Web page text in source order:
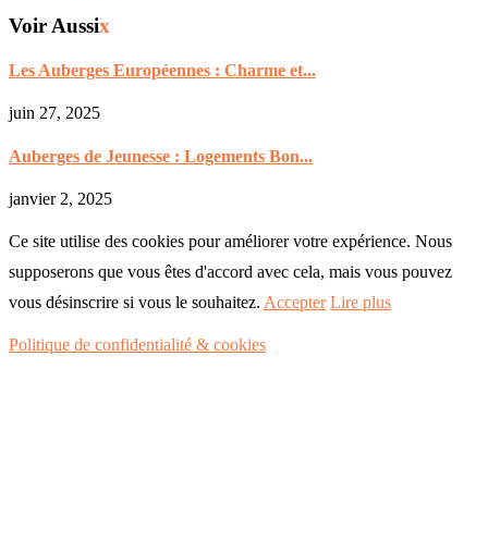
Voir Aussix
Les Auberges Européennes : Charme et...
juin 27, 2025
Auberges de Jeunesse : Logements Bon...
janvier 2, 2025
Ce site utilise des cookies pour améliorer votre expérience. Nous
supposerons que vous êtes d'accord avec cela, mais vous pouvez
vous désinscrire si vous le souhaitez. Accepter Lire plus
Politique de confidentialité & cookies